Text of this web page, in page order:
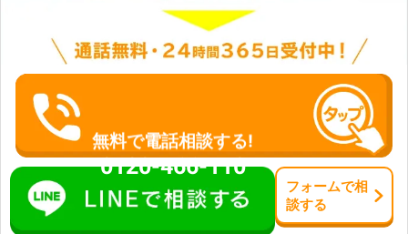
無料で電話相談する!
0120-466-110
フォームで相
談する